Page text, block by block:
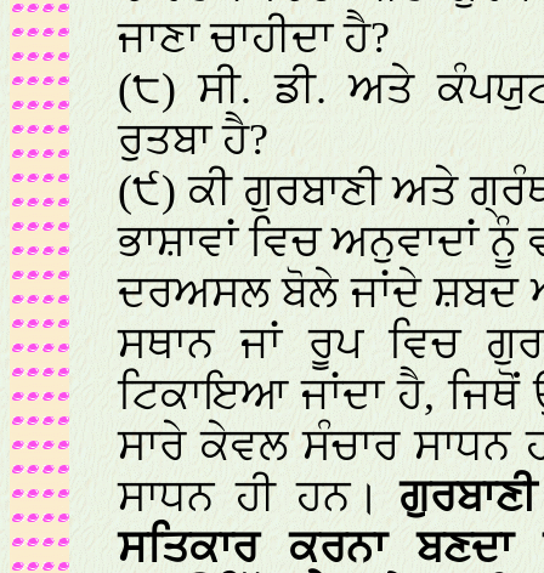
ਜਾਣਾ ਚਾਹੀਦਾ ਹੈ?
(੮) ਸੀ. ਡੀ. ਅਤੇ
ਰੁਤਬਾ ਹੈ?
(੯) ਕੀ ਗੁਰਬਾਣੀ ਅਤੇ
ਭਾਸ਼ਾਵਾਂ ਵਿਚ ਅਨੁਵਾਦਾਂ ਨੂੰ
ਦਰਅਸਲ ਬੋਲੇ ਜਾਂਦੇ ਸ਼ਬਦ
ਸਥਾਨ ਜਾਂ ਰੂਪ ਵਿਚ
ਟਿਕਾਇਆ ਜਾਂਦਾ ਹੈ,
ਸਾਰੇ ਕੇਵਲ ਸੰਚਾਰ ਸਾਧਨ
ਸਾਧਨ ਹੀ ਹਨ।
ਸਤਿਕਾਰ ਕਰਨਾ